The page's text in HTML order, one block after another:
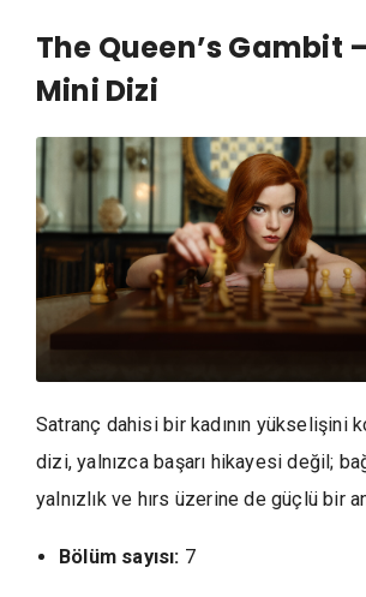
The Queen’s Gambit
Mini Dizi
Satranç dahisi bir kadının yükselişini
dizi, yalnızca başarı hikayesi değil;
yalnızlık ve hırs üzerine de güçlü bir
Bölüm sayısı: 7